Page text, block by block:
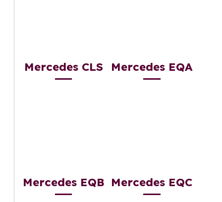
Mercedes CLS Mercedes EQA
Mercedes EQB Mercedes EQC